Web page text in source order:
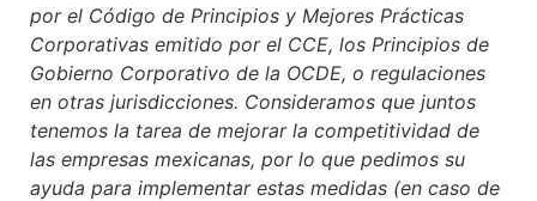
por el Código de Principios y Mejores Prácticas
Corporativas emitido por el CCE, los Principios de
Gobierno Corporativo de la OCDE, o regulaciones
en otras jurisdicciones. Consideramos que juntos
tenemos la tarea de mejorar la competitividad de
las empresas mexicanas, por lo que pedimos su
ayuda para implementar estas medidas (en caso de